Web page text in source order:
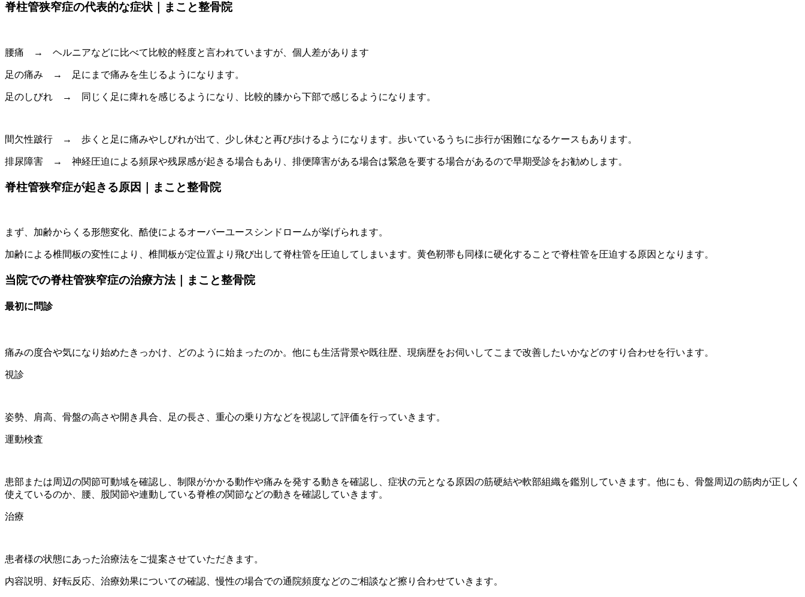
脊柱管狭窄症の代表的な症状｜まこと整骨院
腰痛 → ヘルニアなどに比べて比較的軽度と言われていますが、個人差があります
足の痛み → 足にまで痛みを生じるようになります。
足のしびれ → 同じく足に痺れを感じるようになり、比較的膝から下部で感じるようになります。
間欠性跛行 → 歩くと足に痛みやしびれが出て、少し休むと再び歩けるようになります。歩いているうちに歩行が困難になるケースもあります。
排尿障害 → 神経圧迫による頻尿や残尿感が起きる場合もあり、排便障害がある場合は緊急を要する場合があるので早期受診をお勧めします。
脊柱管狭窄症が起きる原因｜まこと整骨院
まず、加齢からくる形態変化、酷使によるオーバーユースシンドロームが挙げられます。
加齢による椎間板の変性により、椎間板が定位置より飛び出して脊柱管を圧迫してしまいます。黄色靭帯も同様に硬化することで脊柱管を圧迫する原因となります。
当院での脊柱管狭窄症の治療方法｜まこと整骨院
最初に問診
痛みの度合や気になり始めたきっかけ、どのように始まったのか。他にも生活背景や既往歴、現病歴をお伺いしてこまで改善したいかなどのすり合わせを行います。
視診
姿勢、肩高、骨盤の高さや開き具合、足の長さ、重心の乗り方などを視認して評価を行っていきます。
運動検査
患部または周辺の関節可動域を確認し、制限がかかる動作や痛みを発する動きを確認し、症状の元となる原因の筋硬結や軟部組織を鑑別していきます。他にも、骨盤周辺の筋肉が正しく
使えているのか、腰、股関節や連動している脊椎の関節などの動きを確認していきます。
治療
患者様の状態にあった治療法をご提案させていただきます。
内容説明、好転反応、治療効果についての確認、慢性の場合での通院頻度などのご相談など擦り合わせていきます。